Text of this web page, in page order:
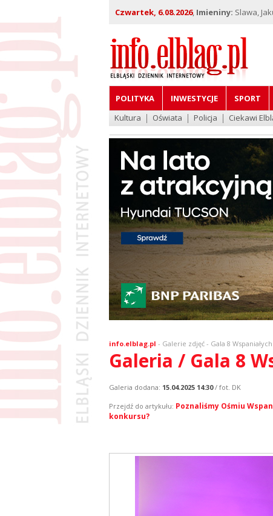
Czwartek, 6.08.2026, Imieniny: Slawa,
POLITYKA INWESTYCJE SPORT
Kultura
Oświata Policja Ciekawi
info.elblag.pl - Galerie zdjęć- Gala 8 Wspaniałych
Galeria / Gala 8
Galeria dodana: 15.04.2025 14:30/ fot. DK
Przejdź do artykułu: Poznaliśmy Ośmiu
konkursu?